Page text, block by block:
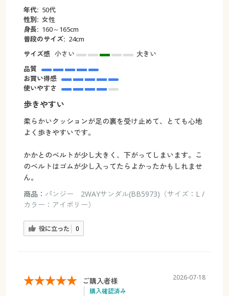
年代: 50代
性別: 女性
身長: 160～165cm
普段のサイズ: 24cm
サイズ感 小さい
大きい
品質
お買い得感
使いやすさ
歩きやすい
柔らかいクッションが足の裏を受け止めて、とても心地
よく歩きやすいです。
かかとのベルトが少し大きく、下がってしまいます。こ
のベルトはゴムが少し入ってたらよかったかもしれませ
ん。
商品： パンジー 2WAYサンダル(BB5973)（サイズ：L /
カラー：アイボリー）
役に立った 0
ご購入者様
購入確認済み
2026-07-18